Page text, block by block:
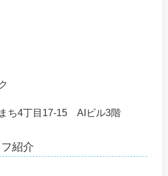
ち4丁目17-15 AIビル3階
紹介